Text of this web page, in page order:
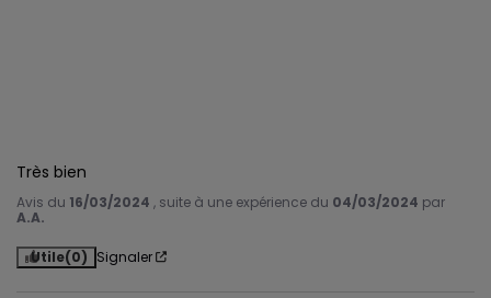
Très bien
Avis du 16/03/2024 , suite à une expérience du 04/03/2024 par
A.A.
Utile(0) Signaler